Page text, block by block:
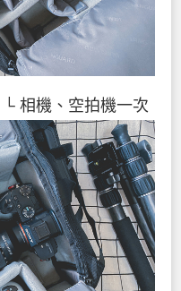
└ 相機、空拍機一次